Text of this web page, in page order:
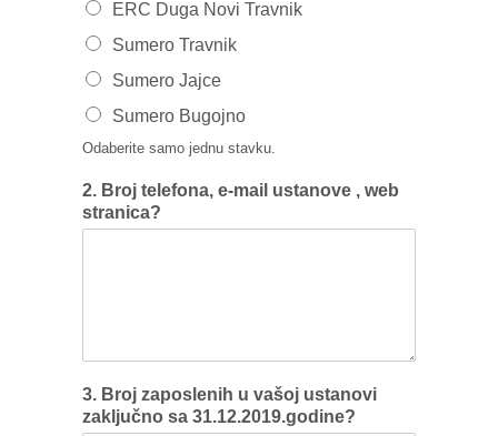
ERC Duga Novi Travnik
Sumero Travnik
Sumero Jajce
Sumero Bugojno
Odaberite samo jednu stavku.
2. Broj telefona, e-mail ustanove , web
stranica?
3. Broj zaposlenih u vašoj ustanovi
zaključno sa 31.12.2019.godine?